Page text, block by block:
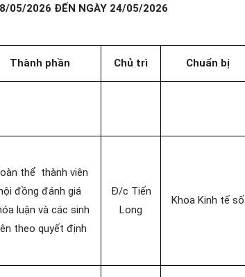
05/2026 ĐẾN NGÀY 24/05/2026
Thành phần Chủ trì Chuẩn bị
thể thành viên
đồng đánh giá
luận và các sinh
theo quyết định
Đ/c Tiến
Long
Khoa Kinh tế số